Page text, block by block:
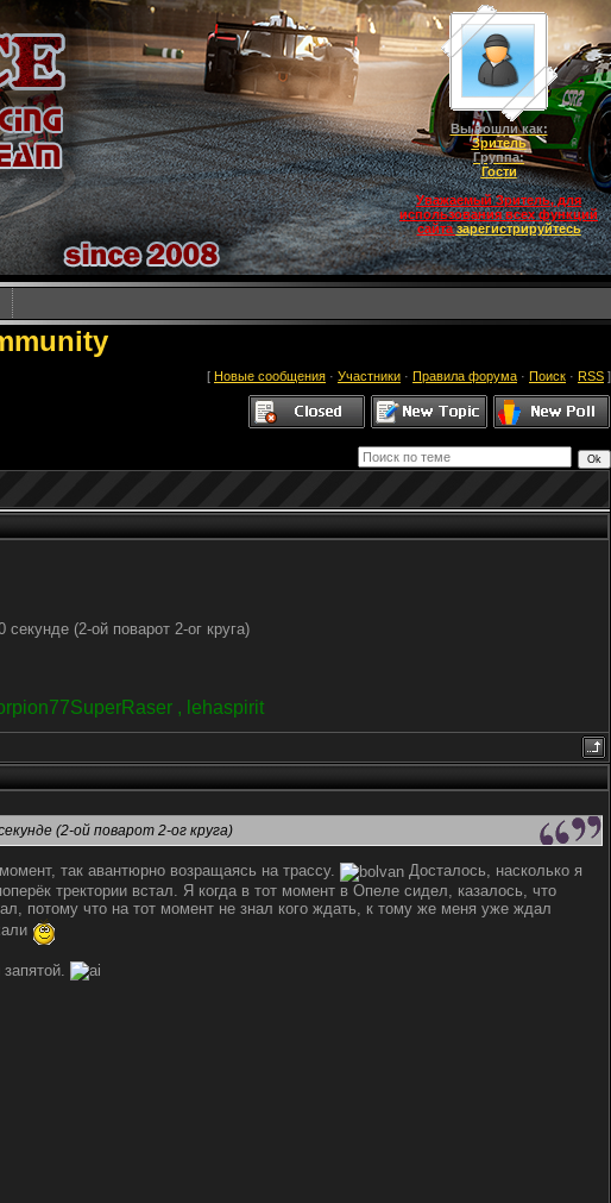
Вы вошли как:
Зритель
Группа:
Гости
Уважаемый Зритель, для
использования всех функций
сайтазарегистрируйтесь
[ Новые сообщения · Участники · Правила форума · Поиск · RSS ]
(2-ой поварот 2-ог круга)
, lehaspirit
(2-ой поварот 2-ог круга)
так авантюрно возращаясь на трассу.
Досталось, насколько я
тректории встал. Я когда в тот момент в Опеле сидел, казалось, что
потому что на тот момент не знал кого ждать, к тому же меня уже ждал